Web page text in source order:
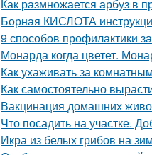
Как размножается арбуз в
Борная КИСЛОТА
9 способов профилактики
Монарда когда цветет.
Как ухаживать за
Как самостоятельно
Вакцинация домашних
Что посадить на участке.
Икра из белых грибов на